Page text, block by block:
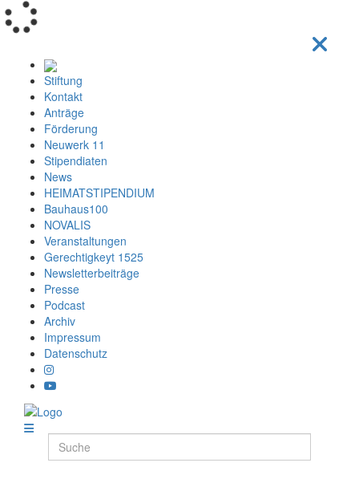
Stiftung
Kontakt
Anträge
Förderung
Neuwerk 11
Stipendiaten
News
HEIMATSTIPENDIUM
Bauhaus100
NOVALIS
Veranstaltungen
Gerechtigkeyt 1525
Newsletterbeiträge
Presse
Podcast
Archiv
Impressum
Datenschutz